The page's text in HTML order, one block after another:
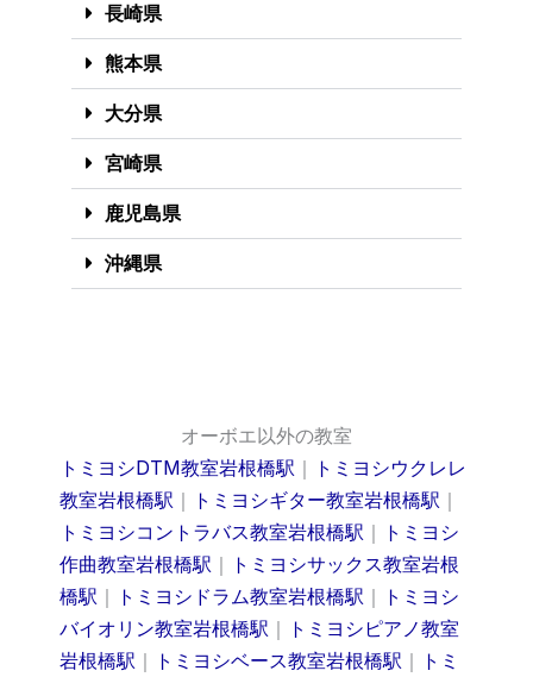
長崎県
熊本県
大分県
宮崎県
鹿児島県
沖縄県
オーボエ以外の教室
トミヨシDTM教室岩根橋駅 ｜ トミヨシウクレレ
教室岩根橋駅 ｜ トミヨシギター教室岩根橋駅 ｜
トミヨシコントラバス教室岩根橋駅 ｜ トミヨシ
作曲教室岩根橋駅 ｜ トミヨシサックス教室岩根
橋駅 ｜ トミヨシドラム教室岩根橋駅 ｜ トミヨシ
バイオリン教室岩根橋駅 ｜ トミヨシピアノ教室
岩根橋駅 ｜ トミヨシベース教室岩根橋駅 ｜ トミ